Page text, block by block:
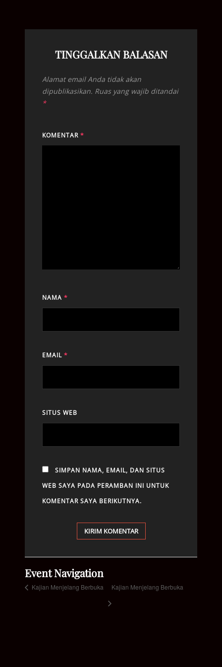
TINGGALKAN BALASAN
Alamat email Anda tidak akan
dipublikasikan. Ruas yang wajib ditandai
*
KOMENTAR *
NAMA *
EMAIL *
SITUS WEB
SIMPAN NAMA, EMAIL, DAN SITUS
WEB SAYA PADA PERAMBAN INI UNTUK
KOMENTAR SAYA BERIKUTNYA.
Event Navigation
Kajian Menjelang Berbuka Kajian Menjelang Berbuka